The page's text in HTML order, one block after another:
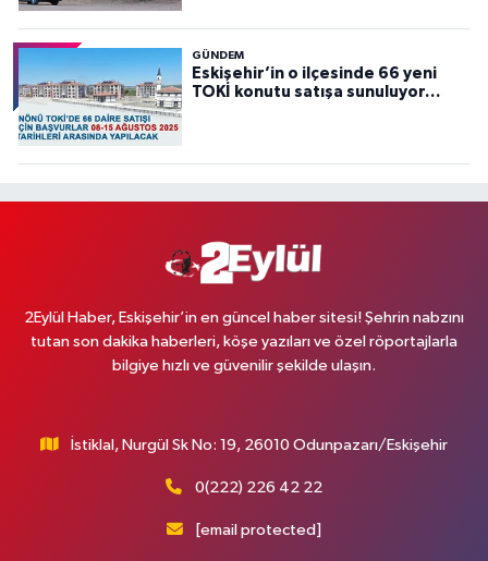
GÜNDEM
Eskişehir’in o ilçesinde 66 yeni
TOKİ konutu satışa sunuluyor…
2Eylül Haber, Eskişehir’in en güncel haber sitesi! Şehrin nabzını
tutan son dakika haberleri, köşe yazıları ve özel röportajlarla
bilgiye hızlı ve güvenilir şekilde ulaşın.
İstiklal, Nurgül Sk No: 19, 26010 Odunpazarı/Eskişehir
0(222) 226 42 22
[email protected]